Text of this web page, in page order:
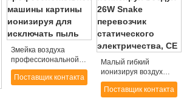
Змейка воздуха
профессиональной
машины картины
ионизируя для
Поставщик контакта
Малый гибкий
ионизируя воздух
26W Snake
перевозчик
Поставщик контакта